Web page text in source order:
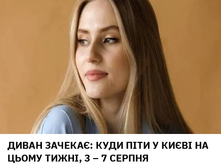
ДИВАН ЗАЧЕКАЄ: КУДИ ПІТИ У КИЄВІ НА
ЦЬОМУ ТИЖНІ, 3 – 7 СЕРПНЯ